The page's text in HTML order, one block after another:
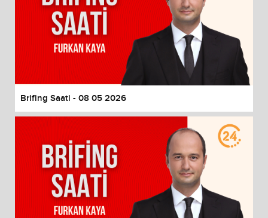
Brifing Saati - 08 05 2026